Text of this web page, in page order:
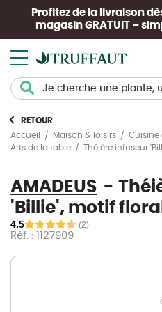
Profitez de la livraison
magasin GRATUIT –
RETOUR
Accueil
Maison & loisirs
Cuisine
Arts de la table
Théière infuseur
AMADEUS
'Billie', motif
4.5 (2)
Réf. : 1127909